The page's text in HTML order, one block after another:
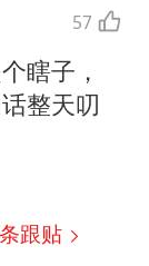
57
瞎子，
整天叨
条跟贴